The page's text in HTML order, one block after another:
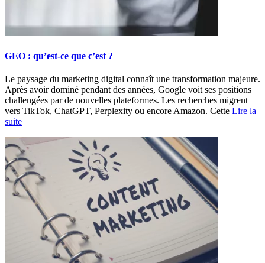
GEO : qu’est-ce que c’est ?
Le paysage du marketing digital connaît une transformation majeure.
Après avoir dominé pendant des années, Google voit ses positions
challengées par de nouvelles plateformes. Les recherches migrent
vers TikTok, ChatGPT, Perplexity ou encore Amazon. Cette Lire la
suite